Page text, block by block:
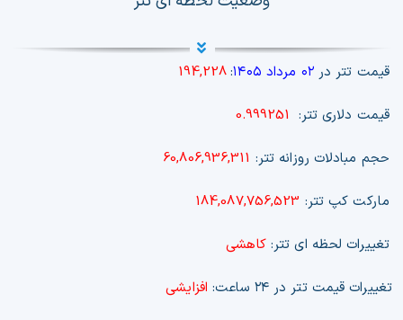
قیمت تتر در۰۲ مرداد ۱۴۰۵ :
194,228
قیمت دلاری تتر: 0.999251
حجم مبادلات روزانه تتر: 60,806,936,311
مارکت کپ تتر: 184,087,756,523
تغییرات لحظه ای تتر:کاهشی
تغییرات قیمت تتر در ۲۴ ساعت: افزایشی